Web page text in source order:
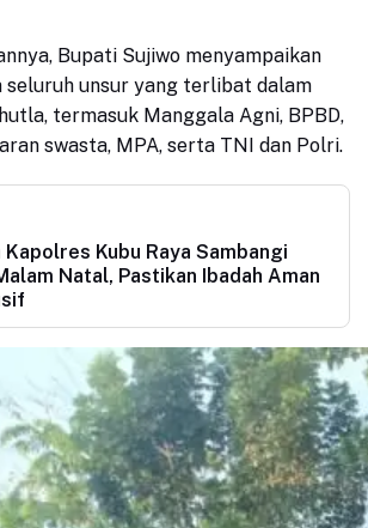
Bupati Sujiwo menyampaikan
seluruh unsur yang terlibat dalam
termasuk Manggala Agni, BPBD,
swasta, MPA, serta TNI dan Polri.
Kapolres Kubu Raya Sambangi
Natal, Pastikan Ibadah Aman